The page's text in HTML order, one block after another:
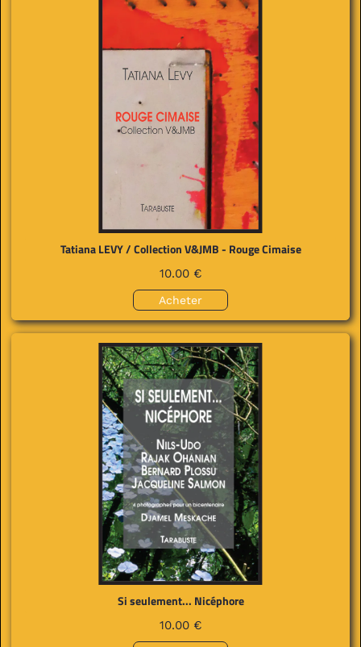
Tatiana LEVY / Collection V&JMB - Rouge Cimaise
10.00 €
Acheter
Si seulement... Nicéphore
10.00 €